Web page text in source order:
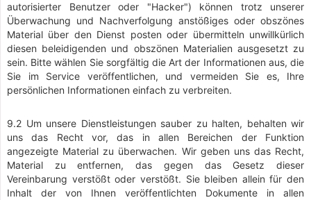
autorisierter Benutzer oder "Hacker") können trotz unserer
Überwachung und Nachverfolgung anstößiges oder obszönes
Material über den Dienst posten oder übermitteln unwillkürlich
diesen beleidigenden und obszönen Materialien ausgesetzt zu
sein. Bitte wählen Sie sorgfältig die Art der Informationen aus, die
Sie im Service veröffentlichen, und vermeiden Sie es, Ihre
persönlichen Informationen einfach zu verbreiten.
9.2 Um unsere Dienstleistungen sauber zu halten, behalten wir
uns das Recht vor, das in allen Bereichen der Funktion
angezeigte Material zu überwachen. Wir geben uns das Recht,
Material zu entfernen, das gegen das Gesetz dieser
Vereinbarung verstößt oder verstößt. Sie bleiben allein für den
Inhalt der von Ihnen veröffentlichten Dokumente in allen